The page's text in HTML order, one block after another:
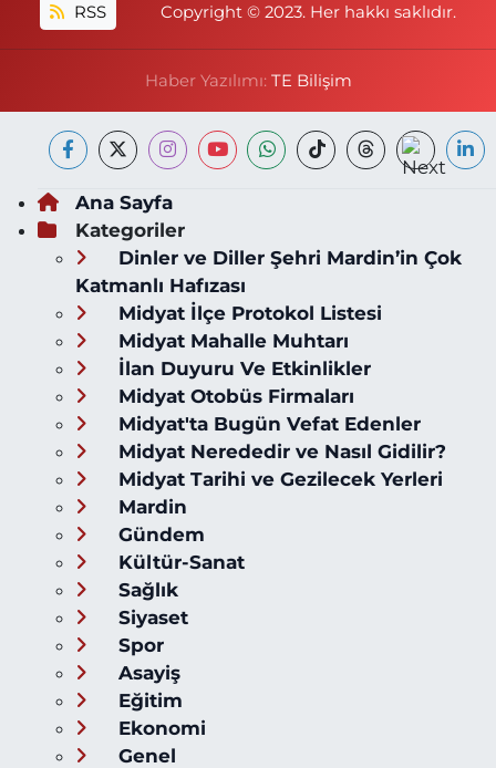
RSS Copyright © 2023. Her hakkı saklıdır.
Haber Yazılımı: TE Bilişim
Ana Sayfa
Kategoriler
Dinler ve Diller Şehri Mardin’in Çok
Katmanlı Hafızası
Midyat İlçe Protokol Listesi
Midyat Mahalle Muhtarı
İlan Duyuru Ve Etkinlikler
Midyat Otobüs Firmaları
Midyat'ta Bugün Vefat Edenler
Midyat Nerededir ve Nasıl Gidilir?
Midyat Tarihi ve Gezilecek Yerleri
Mardin
Gündem
Kültür-Sanat
Sağlık
Siyaset
Spor
Asayiş
Eğitim
Ekonomi
Genel